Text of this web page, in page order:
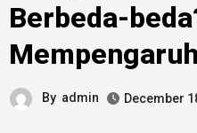
Berbeda-
By admin December